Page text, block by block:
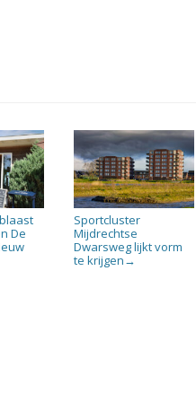
De
Sportcluster
Mijdrechtse
Dwarsweg lijkt vorm
te krijgen →